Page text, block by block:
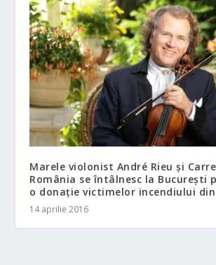
Marele violonist André Rieu și
România se întâlnesc la București
o donație victimelor incendiului
14 aprilie 2016